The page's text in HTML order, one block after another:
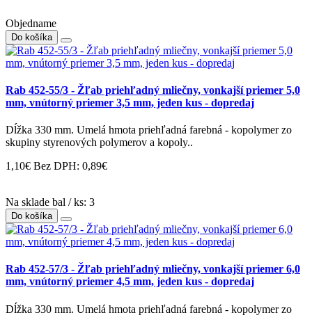
Objedname
Do košíka
Rab 452-55/3 - Žľab priehľadný mliečny, vonkajší priemer 5,0
mm, vnútorný priemer 3,5 mm, jeden kus - dopredaj
Dĺžka 330 mm. Umelá hmota priehľadná farebná - kopolymer zo
skupiny styrenových polymerov a kopoly..
1,10€ Bez DPH: 0,89€
Na sklade bal / ks: 3
Do košíka
Rab 452-57/3 - Žľab priehľadný mliečny, vonkajší priemer 6,0
mm, vnútorný priemer 4,5 mm, jeden kus - dopredaj
Dĺžka 330 mm. Umelá hmota priehľadná farebná - kopolymer zo